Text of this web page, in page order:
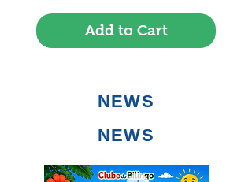
Add to Cart
NEWS
NEWS